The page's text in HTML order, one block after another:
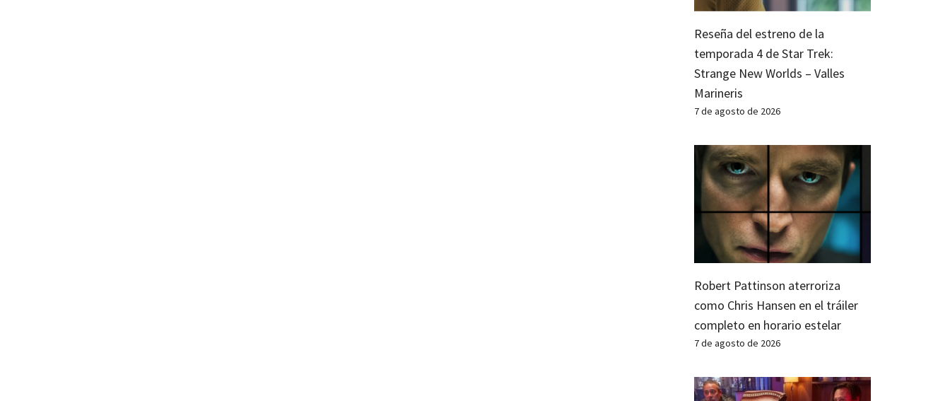
Reseña del estreno de la
temporada 4 de Star Trek:
Strange New Worlds – Valles
Marineris
7 de agosto de 2026
Robert Pattinson aterroriza
como Chris Hansen en el tráiler
completo en horario estelar
7 de agosto de 2026